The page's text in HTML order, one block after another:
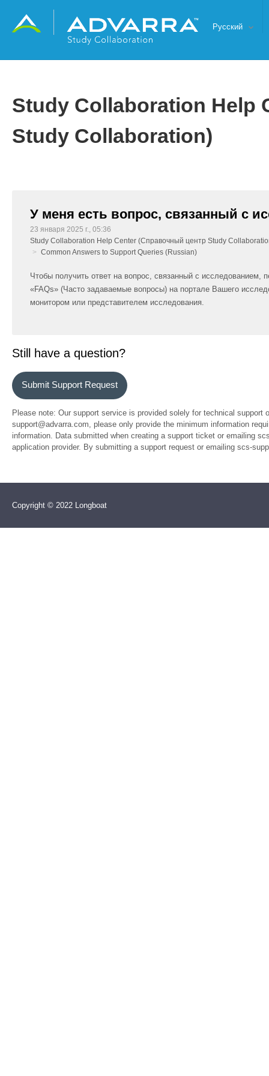
Русский
Study Collaboration Help
Study Collaboration)
У меня есть вопрос, связанный с
23 января 2025 г., 05:36
Study Collaboration Help Center (Справочный центр Study
Common Answers to Support Queries (Russian)
Чтобы получить ответ на вопрос, связанный с исследованием,
«FAQs» (Часто задаваемые вопросы) на портале Вашего
монитором или представителем исследования.
Still have a question?
Submit Support Request
Please note: Our support service is provided solely for technical
support@advarra.com, please only provide the minimum information
information. Data submitted when creating a support ticket or emailing
application provider. By submitting a support request or emailing scs-
Copyright © 2022 Longboat